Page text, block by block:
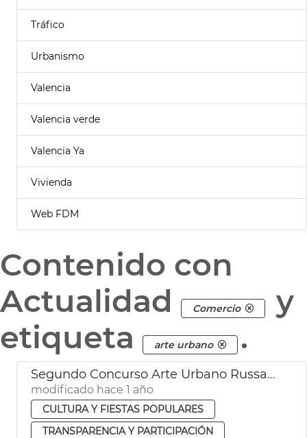
Tráfico
Urbanismo
Valencia
Valencia verde
Valencia Ya
Vivienda
Web FDM
Contenido con
Actualidad
Comercio
y
etiqueta
arte urbano .
Segundo Concurso Arte Urbano Russafa Ayuntamiento Valéncia
modificado hace 1 año
CULTURA Y FIESTAS POPULARES
TRANSPARENCIA Y PARTICIPACIÓN